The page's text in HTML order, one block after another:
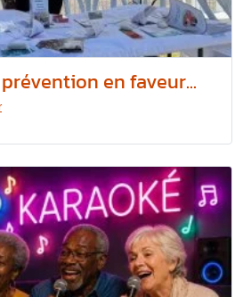
en faveur...